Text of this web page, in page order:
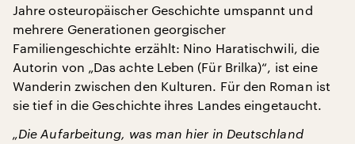
Jahre osteuropäischer Geschichte umspannt und
mehrere Generationen georgischer
Familiengeschichte erzählt: Nino Haratischwili, die
Autorin von „Das achte Leben (Für Brilka)“, ist eine
Wanderin zwischen den Kulturen. Für den Roman ist
sie tief in die Geschichte ihres Landes eingetaucht.
„Die Aufarbeitung, was man hier in Deutschland